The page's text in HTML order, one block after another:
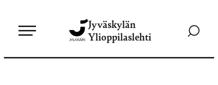
sisältöön
Jyväskylän
Ylioppilaslehti
Siirry